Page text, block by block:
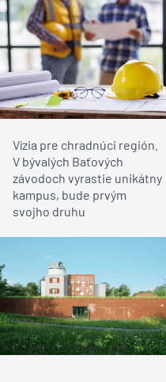
Vízia pre chradnúci región.
V bývalých Baťových
závodoch vyrastie unikátny
kampus, bude prvým
svojho druhu